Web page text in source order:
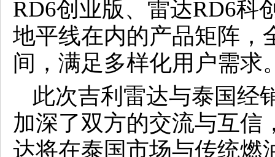
RD6创业版、雷达RD6科
地平线在内的产品矩阵，
间，满足多样化用户需求
此次吉利雷达与泰国经
加深了双方的交流与互信
达将在泰国市场与传统燃